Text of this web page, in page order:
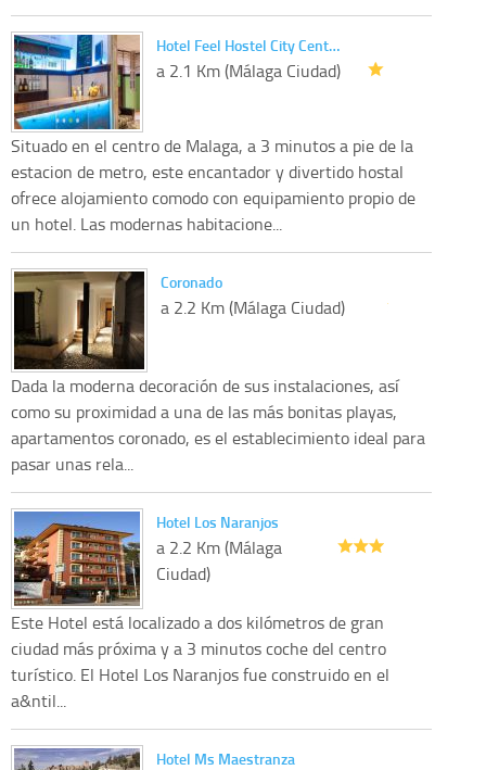
Hotel Feel Hostel City Cent…
a 2.1 Km (Málaga Ciudad)
Situado en el centro de Malaga, a 3 minutos a pie de la
estacion de metro, este encantador y divertido hostal
ofrece alojamiento comodo con equipamiento propio de
un hotel. Las modernas habitacione...
Coronado
a 2.2 Km (Málaga Ciudad)
Dada la moderna decoración de sus instalaciones, así
como su proximidad a una de las más bonitas playas,
apartamentos coronado, es el establecimiento ideal para
pasar unas rela...
Hotel Los Naranjos
a 2.2 Km (Málaga
Ciudad)
Este Hotel está localizado a dos kilómetros de gran
ciudad más próxima y a 3 minutos coche del centro
turístico. El Hotel Los Naranjos fue construido en el
a&ntil...
Hotel Ms Maestranza